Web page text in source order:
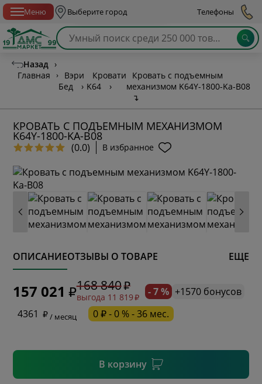
Меню Выберите город Телефоны
Назад ›
Главная
›
Вэри
Бед
›
Кровати
K64
›
Кровать с подъемным
механизмом K64Y-1800-Ka-B08
↴
КРОВАТЬ С ПОДЪЕМНЫМ МЕХАНИЗМОМ
K64Y-1800-KA-B08
(0.0) В избранное
ОПИСАНИЕОТЗЫВЫ О ТОВАРЕ ЕЩЕ
157 021 168 840
выгода 11 819 - 7 % +1570 бонусов
4361
/ месяц 0 ₽ - 0 % - 36 мес.
В корзину
* обязательное поле
* необязательное поле